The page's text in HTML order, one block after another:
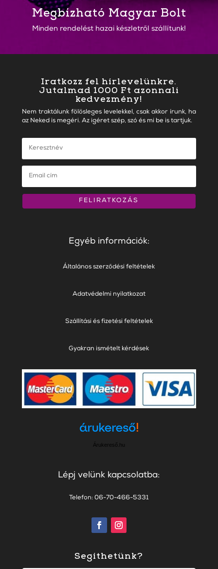
Megbízható Magyar Bolt
Minden rendelést hazai készletről szállítunk!
Iratkozz fel hírlevelünkre.
Jutalmad 1000 Ft azonnali
kedvezmény!
Nem traktálunk fölösleges levelekkel, csak akkor írunk, ha
az Neked is megéri. Az igéret szép, szó és mi be is tartjuk.
FELIRATKOZÁS
Egyéb információk:
Általános szerződési feltételek
Adatvédelmi nyilatkozat
Szállítási és fizetési feltételek
Gyakran ismételt kérdések
Árukereső.hu
Lépj velünk kapcsolatba:
Telefon: 06-70-466-5331
Segíthetünk?